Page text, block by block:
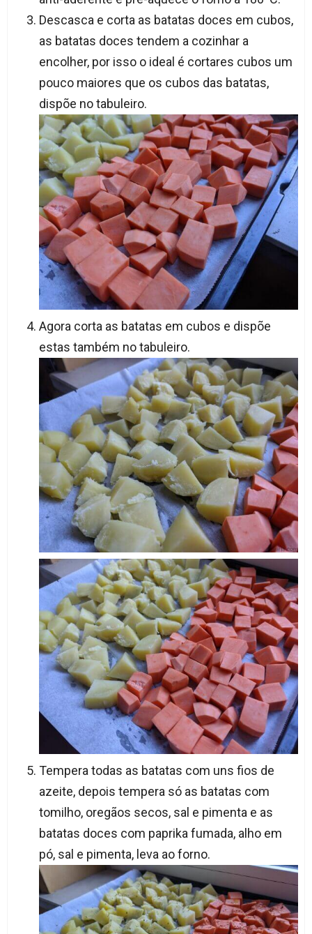
Descasca e corta as batatas doces em cubos,
as batatas doces tendem a cozinhar a
encolher, por isso o ideal é cortares cubos um
pouco maiores que os cubos das batatas,
dispõe no tabuleiro.
Agora corta as batatas em cubos e dispõe
estas também no tabuleiro.
Tempera todas as batatas com uns fios de
azeite, depois tempera só as batatas com
tomilho, oregãos secos, sal e pimenta e as
batatas doces com paprika fumada, alho em
pó, sal e pimenta, leva ao forno.